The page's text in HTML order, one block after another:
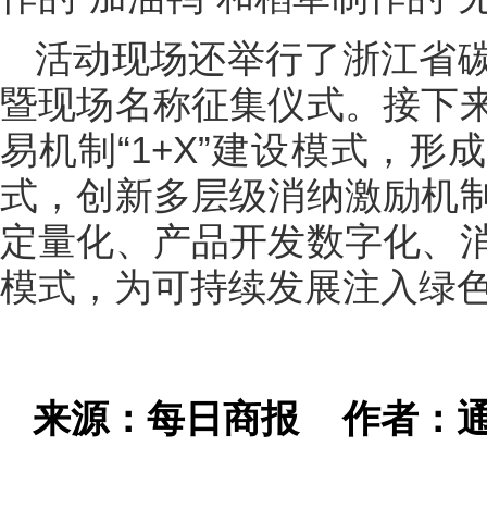
活动现场还举行了浙江省
暨现场名称征集仪式。接下
易机制“1+X”建设模式，形
式，创新多层级消纳激励机
定量化、产品开发数字化、
模式，为可持续发展注入绿
来源：每日商报作者：